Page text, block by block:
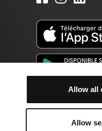
Allow all
Allow